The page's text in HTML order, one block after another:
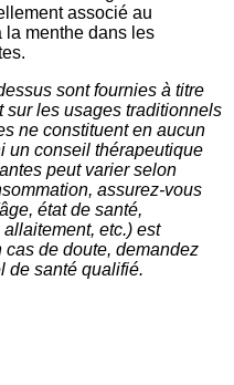
associé au
la menthe dans les
sont fournies à titre
sur les usages traditionnels
ne constituent en aucun
un conseil thérapeutique
peut varier selon
assurez-vous
état de santé,
etc.) est
de doute, demandez
de santé qualifié.